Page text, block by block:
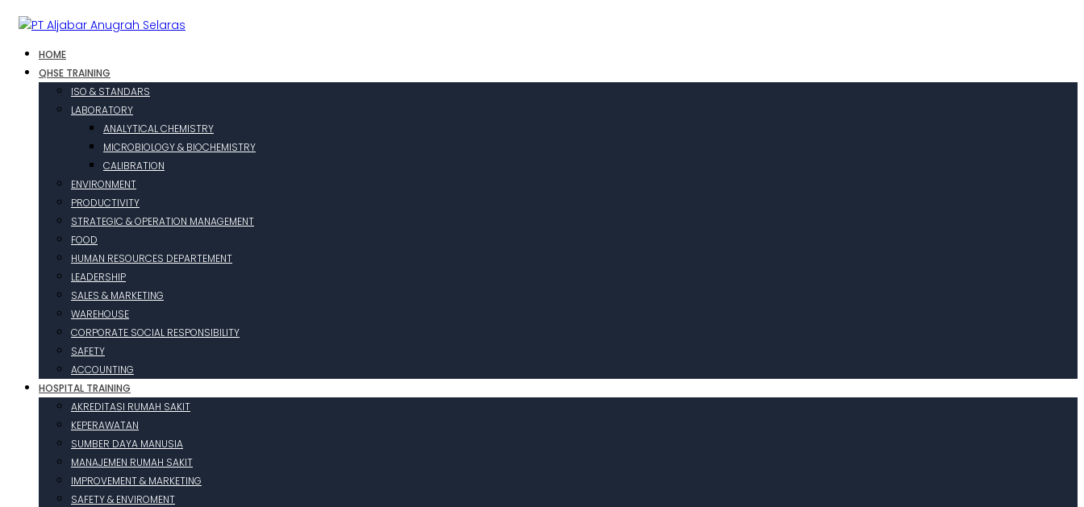
HOME
QHSE TRAINING
ISO & STANDARS
LABORATORY
ANALYTICAL CHEMISTRY
MICROBIOLOGY & BIOCHEMISTRY
CALIBRATION
ENVIRONMENT
PRODUCTIVITY
STRATEGIC & OPERATION MANAGEMENT
FOOD
HUMAN RESOURCES DEPARTEMENT
LEADERSHIP
SALES & MARKETING
WAREHOUSE
CORPORATE SOCIAL RESPONSIBILITY
SAFETY
ACCOUNTING
HOSPITAL TRAINING
AKREDITASI RUMAH SAKIT
KEPERAWATAN
SUMBER DAYA MANUSIA
MANAJEMEN RUMAH SAKIT
IMPROVEMENT & MARKETING
SAFETY & ENVIROMENT